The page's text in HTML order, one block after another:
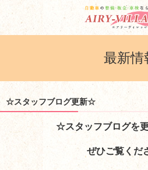
最新情
☆スタッフブログ更新☆
☆スタッフブログを
ぜひご覧くだ